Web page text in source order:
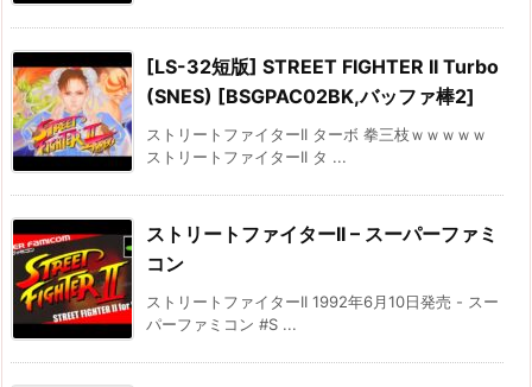
[LS-32短版] STREET FIGHTER II Turbo
(SNES) [BSGPAC02BK,バッファ棒2]
ストリートファイターII ターボ 拳三枝ｗｗｗｗｗ
ストリートファイターII タ ...
ストリートファイターII – スーパーファミ
コン
ストリートファイターII 1992年6月10日発売 - スー
パーファミコン #S ...